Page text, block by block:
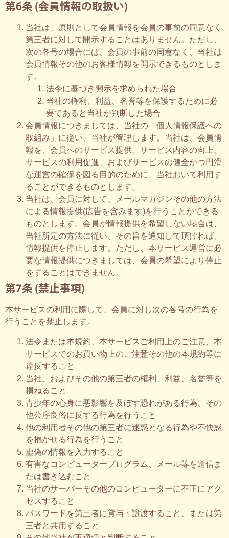
第6条 (会員情報の取扱い)
当社は、原則として会員情報を会員の事前の同意なく
第三者に対して開示することはありません。ただし、
次の各号の場合には、会員の事前の同意なく、当社は
会員情報その他のお客様情報を開示できるものとしま
す。
法令に基づき開示を求められた場合
当社の権利、利益、名誉等を保護するために必
要であると当社が判断した場合
会員情報につきましては、当社の「個人情報保護への
取組み」に従い、当社が管理します。当社は、会員情
報を、会員へのサービス提供、サービス内容の向上、
サービスの利用促進、およびサービスの健全かつ円滑
な運営の確保を図る目的のために、当社おいて利用す
ることができるものとします。
当社は、会員に対して、メールマガジンその他の方法
による情報提供(広告を含みます)を行うことができる
ものとします。会員が情報提供を希望しない場合は、
当社所定の方法に従い、その旨を通知して頂ければ、
情報提供を停止します。ただし、本サービス運営に必
要な情報提供につきましては、会員の希望により停止
をすることはできません。
第7条 (禁止事項)
本サービスの利用に際して、会員に対し次の各号の行為を
行うことを禁止します。
法令または本規約、本サービスご利用上のご注意、本
サービスでのお買い物上のご注意その他の本規約等に
違反すること
当社、およびその他の第三者の権利、利益、名誉等を
損ねること
青少年の心身に悪影響を及ぼす恐れがある行為、その
他公序良俗に反する行為を行うこと
他の利用者その他の第三者に迷惑となる行為や不快感
を抱かせる行為を行うこと
虚偽の情報を入力すること
有害なコンピュータープログラム、メール等を送信ま
たは書き込むこと
当社のサーバーその他のコンピューターに不正にアク
セスすること
パスワードを第三者に貸与・譲渡すること、または第
三者と共用すること